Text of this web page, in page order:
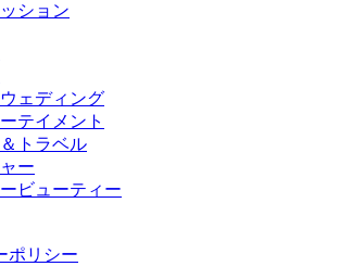
ション
ェディング
テイメント
トラベル
ー
ビューティー
ポリシー